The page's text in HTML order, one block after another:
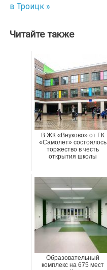
записям
в Троицк »
Читайте также
В ЖК «Внуково» от ГК
«Самолет» состоялось
торжество в честь
открытия школы
Образовательный
комплекс на 675 мест